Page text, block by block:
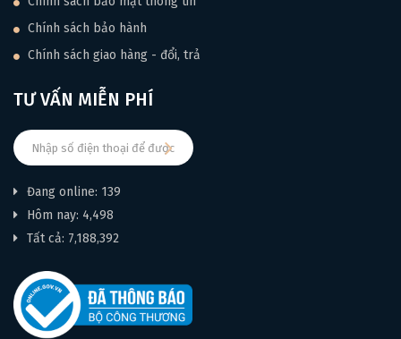
Chính sách bảo hành
Chính sách giao hàng - đổi, trả
TƯ VẤN MIỄN PHÍ
Đang online: 139
Hôm nay: 4,498
Tất cả: 7,188,392